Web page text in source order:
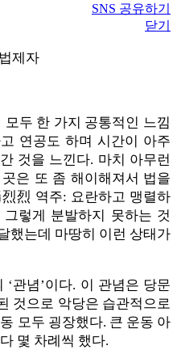
SNS 공유하기
닫기
제자
두 한 가지 공통적인 느낌
연공도 하며 시간이 아주
것을 느낀다. 마치 아무런
은 또 좀 해이해져서 법을
烈 역주: 요란하고 맹렬하
렇게 분발하지 못하는 것
했는데 마땅히 이런 상태가
관념’이다. 이 관념은 당문
것으로 악당은 습관적으로
모두 굉장했다. 큰 운동 아
몇 차례씩 했다.